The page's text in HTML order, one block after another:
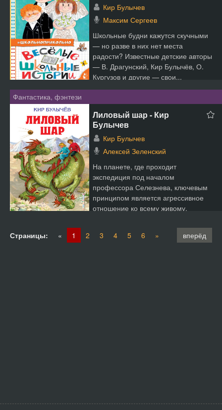
Кир Булычев
Максим Сергеев
Школьные будни кажутся скучными
— но разве в них нет места
радости? Известные детские авторы
— В. Драгунский, Кир Булычёв, О.
Кургузов и другие — свои...
Фантастика, фэнтези
Лиловый шар - Кир
Булычев
Кир Булычев
Алексей Зеленский
На планете, где проходит
экспедиция под началом
профессора Селезнева, ключевым
принципом является агрессивное
отношение ко всему живому.
вперёд
Страницы: « 1 2 3 4 5 6 »